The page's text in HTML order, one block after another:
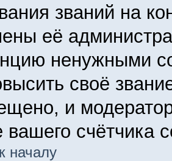
званий на
её
ненужными
своё
и
вашего счётчика
началу